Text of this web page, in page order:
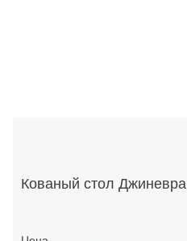
Кованый стол Джиневра